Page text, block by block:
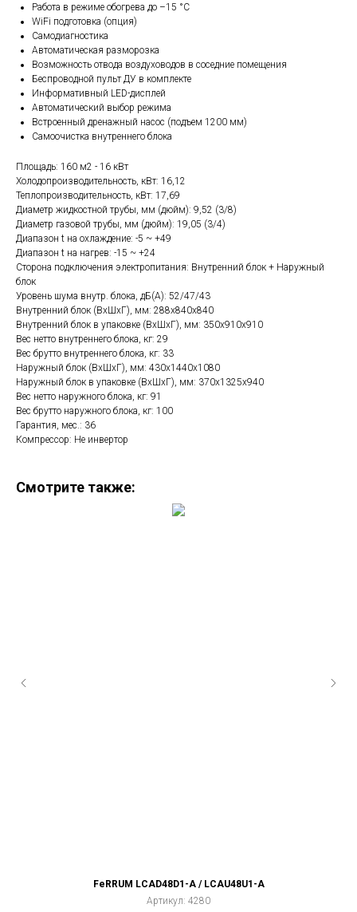
Работа в режиме обогрева до –15 °C
WiFi подготовка (опция)
Самодиагностика
Автоматическая разморозка
Возможность отвода воздуховодов в соседние помещения
Беспроводной пульт ДУ в комплекте
Информативный LED-дисплей
Автоматический выбор режима
Встроенный дренажный насос (подъем 1200 мм)
Самоочистка внутреннего блока
Площадь: 160 м2 - 16 кВт
Холодопроизводительность, кВт: 16,12
Теплопроизводительность, кВт: 17,69
Диаметр жидкостной трубы, мм (дюйм): 9,52 (3/8)
Диаметр газовой трубы, мм (дюйм): 19,05 (3/4)
Диапазон t на охлаждение: -5 ~ +49
Диапазон t на нагрев: -15 ~ +24
Сторона подключения электропитания: Внутренний блок + Наружный
блок
Уровень шума внутр. блока, дБ(А): 52/47/43
Внутренний блок (ВхШхГ), мм: 288х840х840
Внутренний блок в упаковке (ВхШхГ), мм: 350х910х910
Вес нетто внутреннего блока, кг: 29
Вес брутто внутреннего блока, кг: 33
Наружный блок (ВхШхГ), мм: 430х1440х1080
Наружный блок в упаковке (ВхШхГ), мм: 370х1325х940
Вес нетто наружного блока, кг: 91
Вес брутто наружного блока, кг: 100
Гарантия, мес.: 36
Компрессор: Не инвертор
Смотрите также:
FeRRUM LCAD48D1-A / LCAU48U1-A
Артикул: 4280